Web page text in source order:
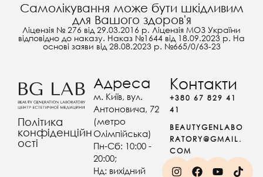
Самолікування може бути шкідливим
для Вашого здоров'я
Ліцензія № 276 від 29.03.2016 р. Ліцензія МОЗ України
відповідно до наказу. Наказ №1644 від 18.09.2023 р. На
основі заяви від 28.08.2023 р. №665/0/63-23
Політика
конфіденційн
ості
Адреса
м. Київ, вул.
Антоновича, 72
(метро
Олімпійська)
Пн-Сб: 10:00 -
20:00;
Нд: вихідний
Контакти
+380 67 829 41
41
BEAUTYGENLABO
RATORY@GMAIL.
COM